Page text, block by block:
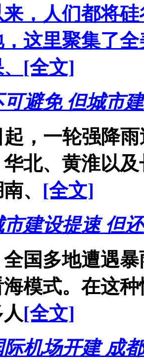
，人们都将
这里聚集了
[全文]
避免 但城市
起，一轮强降
北、黄淮以
、 [全文]
建设提速 但
国多地遭遇
海模式。在这
[全文]
际机场开建 成